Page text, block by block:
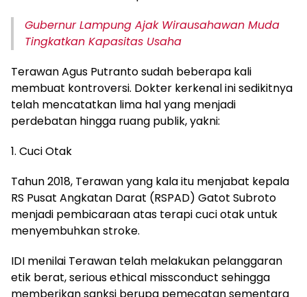
Gubernur Lampung Ajak Wirausahawan Muda
Tingkatkan Kapasitas Usaha
Terawan Agus Putranto sudah beberapa kali
membuat kontroversi. Dokter kerkenal ini sedikitnya
telah mencatatkan lima hal yang menjadi
perdebatan hingga ruang publik, yakni:
1. Cuci Otak
Tahun 2018, Terawan yang kala itu menjabat kepala
RS Pusat Angkatan Darat (RSPAD) Gatot Subroto
menjadi pembicaraan atas terapi cuci otak untuk
menyembuhkan stroke.
IDI menilai Terawan telah melakukan pelanggaran
etik berat, serious ethical missconduct sehingga
memberikan sanksi berupa pemecatan sementara